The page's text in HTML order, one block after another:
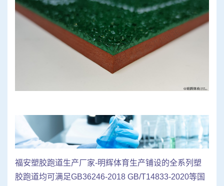
福安塑胶跑道生产厂家-明辉体育生产铺设的全系列塑
胶跑道均可满足GB36246-2018 GB/T14833-2020等国